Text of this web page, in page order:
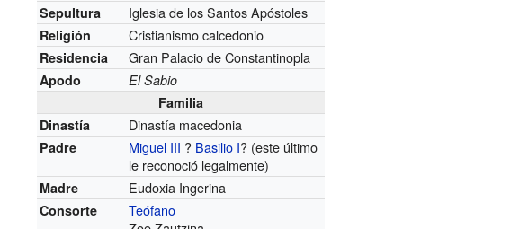
Sepultura Iglesia de los Santos Apóstoles
Religión Cristianismo calcedonio
Residencia Gran Palacio de Constantinopla
Apodo
El Sabio
Familia
Dinastía
Dinastía macedonia
Padre Miguel III ? Basilio I? (este último
le reconoció legalmente)
Madre Eudoxia Ingerina
Consorte
Teófano